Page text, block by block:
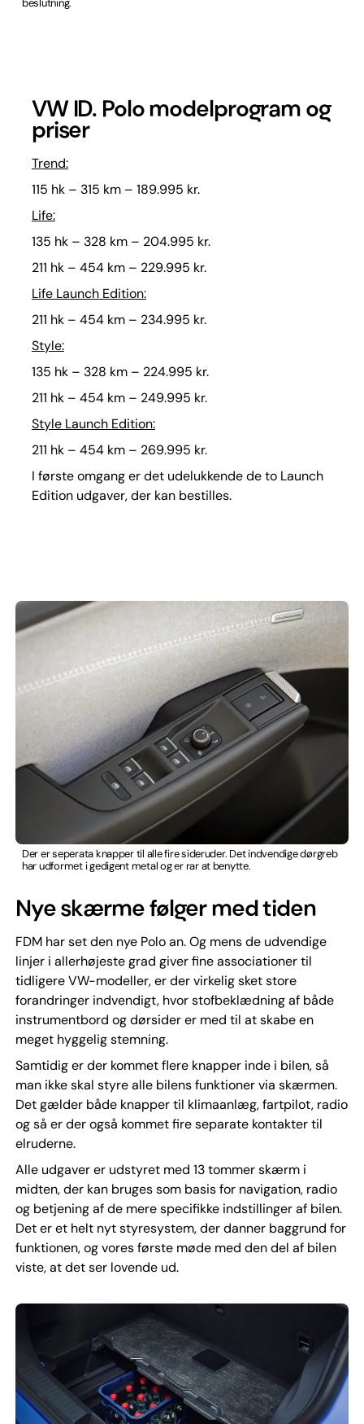
beslutning.
VW ID. Polo modelprogram og
priser
Trend:
115 hk – 315 km – 189.995 kr.
Life:
135 hk – 328 km – 204.995 kr.
211 hk – 454 km – 229.995 kr.
Life Launch Edition:
211 hk – 454 km – 234.995 kr.
Style:
135 hk – 328 km – 224.995 kr.
211 hk – 454 km – 249.995 kr.
Style Launch Edition:
211 hk – 454 km – 269.995 kr.
I første omgang er det udelukkende de to Launch
Edition udgaver, der kan bestilles.
Der er seperata knapper til alle fire sideruder. Det indvendige dørgreb
har udformet i gedigent metal og er rar at benytte.
Nye skærme følger med tiden
FDM har set den nye Polo an. Og mens de udvendige
linjer i allerhøjeste grad giver fine associationer til
tidligere VW-modeller, er der virkelig sket store
forandringer indvendigt, hvor stofbeklædning af både
instrumentbord og dørsider er med til at skabe en
meget hyggelig stemning.
Samtidig er der kommet flere knapper inde i bilen, så
man ikke skal styre alle bilens funktioner via skærmen.
Det gælder både knapper til klimaanlæg, fartpilot, radio
og så er der også kommet fire separate kontakter til
elruderne.
Alle udgaver er udstyret med 13 tommer skærm i
midten, der kan bruges som basis for navigation, radio
og betjening af de mere specifikke indstillinger af bilen.
Det er et helt nyt styresystem, der danner baggrund for
funktionen, og vores første møde med den del af bilen
viste, at det ser lovende ud.